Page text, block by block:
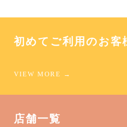
初めてご利用のお客
店舗一覧